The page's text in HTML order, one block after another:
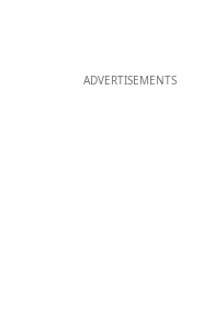
ADVERTISEMENTS